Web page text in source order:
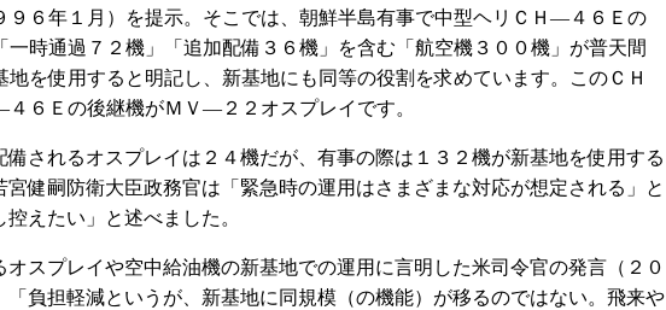
９６年１月）を提示。そこでは、朝鮮半島有事で中型ヘリＣＨ―４６Ｅの
「一時通過７２機」「追加配備３６機」を含む「航空機３００機」が普天間
地を使用すると明記し、新基地にも同等の役割を求めています。このＣＨ
６Ｅの後継機がＭＶ―２２オスプレイです。
されるオスプレイは２４機だが、有事の際は１３２機が新基地を使用する
宮健嗣防衛大臣政務官は「緊急時の運用はさまざまな対応が想定される」と
えたい」と述べました。
スプレイや空中給油機の新基地での運用に言明した米司令官の発言（２０
「負担軽減というが、新基地に同規模（の機能）が移るのではない。飛来や